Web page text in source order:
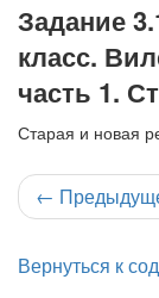
Задание
класс.
часть 1.
Старая и новая
←
Вернуться к